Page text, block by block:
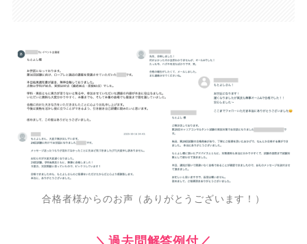
合格者様からのお声（ありがとうございます！）
＼過去問解答例付／